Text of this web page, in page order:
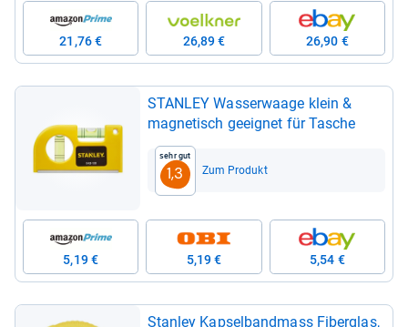
21,76 € 26,89 € 26,90 €
STAN­LEY Was­ser­waage klein &
magne­tisch geeig­net für Tasche
Sehr gut
1,3 Zum Produkt
5,19 € 5,19 € 5,54 €
Stan­ley Kap­sel­band­mass Fiber­glas,